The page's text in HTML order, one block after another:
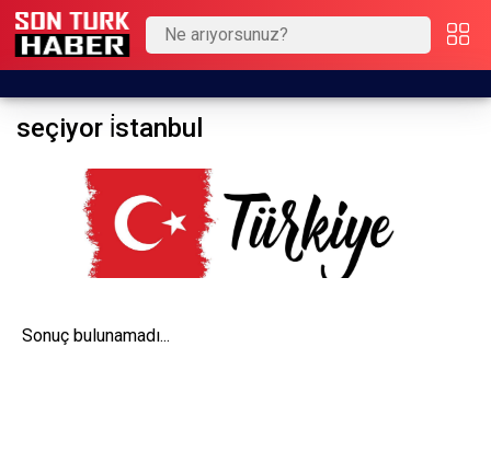
seçiyor i̇stanbul
Sonuç bulunamadı...